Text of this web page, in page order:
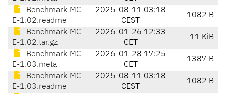
Benchmark-MC
E-1.02.readme
2025-08-11 03:18
CEST
1082 B
Benchmark-MC
E-1.02.tar.gz
2026-01-26 12:33
CET
11 KiB
Benchmark-MC
E-1.03.meta
2026-01-28 17:25
CET
1387 B
Benchmark-MC
E-1.03.readme
2025-08-11 03:18
CEST
1082 B